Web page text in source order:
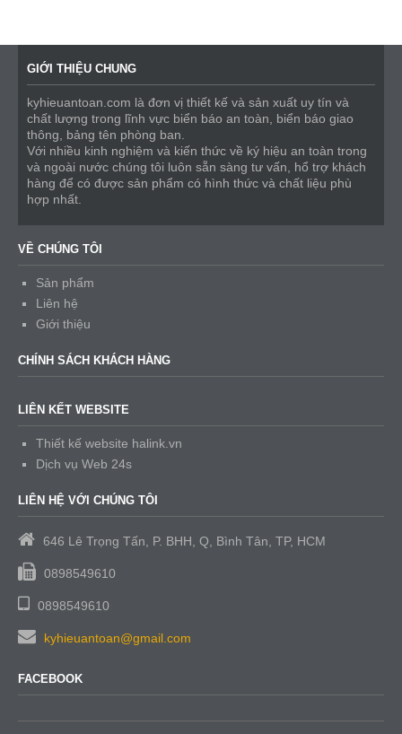
GIỚI THIỆU CHUNG
kyhieuantoan.com là đơn vị thiết kế và sản xuất uy tín và
chất lượng trong lĩnh vực biển báo an toàn, biển báo giao
thông, bảng tên phòng ban.
Với nhiều kinh nghiệm và kiến thức về ký hiệu an toàn trong
và ngoài nước chúng tôi luôn sẵn sàng tư vấn, hổ trợ khách
hàng để có được sản phẩm có hình thức và chất liệu phù
hợp nhất.
VỀ CHÚNG TÔI
Sản phẩm
Liên hệ
Giới thiệu
CHÍNH SÁCH KHÁCH HÀNG
LIÊN KẾT WEBSITE
Thiết kế website halink.vn
Dịch vụ Web 24s
LIÊN HỆ VỚI CHÚNG TÔI
646 Lê Trọng Tấn, P. BHH, Q, Bình Tân, TP, HCM
0898549610
0898549610
kyhieuantoan@gmail.com
FACEBOOK